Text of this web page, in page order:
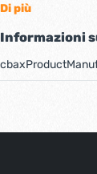
Di più
Informazioni